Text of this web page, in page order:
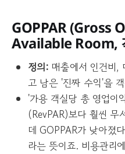
GOPPAR (Gross
Available Room,
정의: 매출에서 인건비,
고 남은 '진짜 수익'을
'가용 객실당 총 영업이
(RevPAR)보다 훨씬 무
데 GOPPAR가 낮아졌
라는 뜻이죠. 비용관리